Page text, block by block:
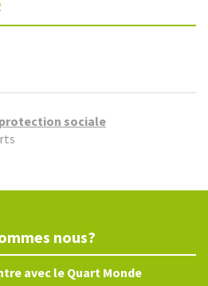
sociale
nous?
avec le Quart Monde